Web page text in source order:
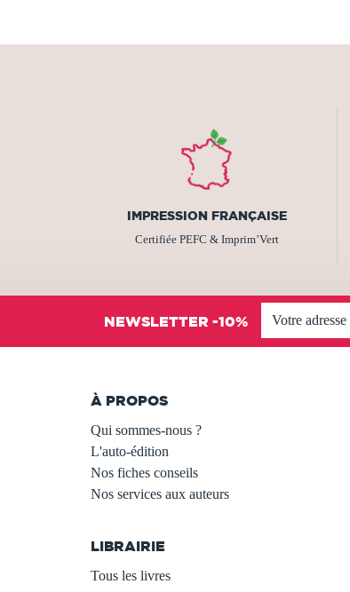
IMPRESSION FRANÇAISE
Certifiée PEFC & Imprim’Vert
NEWSLETTER -10%
À PROPOS
Qui sommes-nous ?
L'auto-édition
Nos fiches conseils
Nos services aux auteurs
LIBRAIRIE
Tous les livres